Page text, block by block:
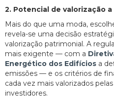
2. Potencial de valorização
Mais do que uma moda,
revela-se uma decisão
valorização patrimonial. A
mais exigente — com a
Energético dos Edifícios a
emissões — e os critérios de
cada vez mais valorizados
investidores.